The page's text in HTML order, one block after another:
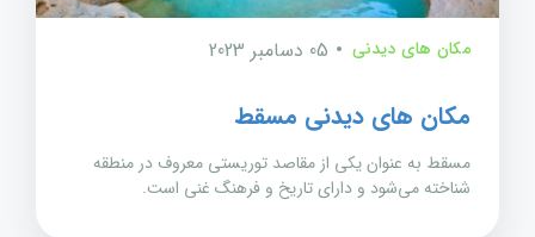
مکان های دیدنی 05 دسامبر 2023
مکان های دیدنی مسقط
مسقط به عنوان یکی از مقاصد توریستی معروف در منطقه
شناخته می‌شود و دارای تاریخ و فرهنگ غنی است.